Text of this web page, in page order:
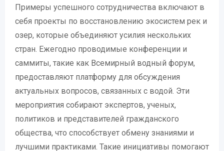
Примеры успешного сотрудничества включают в
себя проекты по восстановлению экосистем рек и
озер, которые объединяют усилия нескольких
стран. Ежегодно проводимые конференции и
саммиты, такие как Всемирный водный форум,
предоставляют платформу для обсуждения
актуальных вопросов, связанных с водой. Эти
мероприятия собирают экспертов, ученых,
политиков и представителей гражданского
общества, что способствует обмену знаниями и
лучшими практиками. Такие инициативы помогают